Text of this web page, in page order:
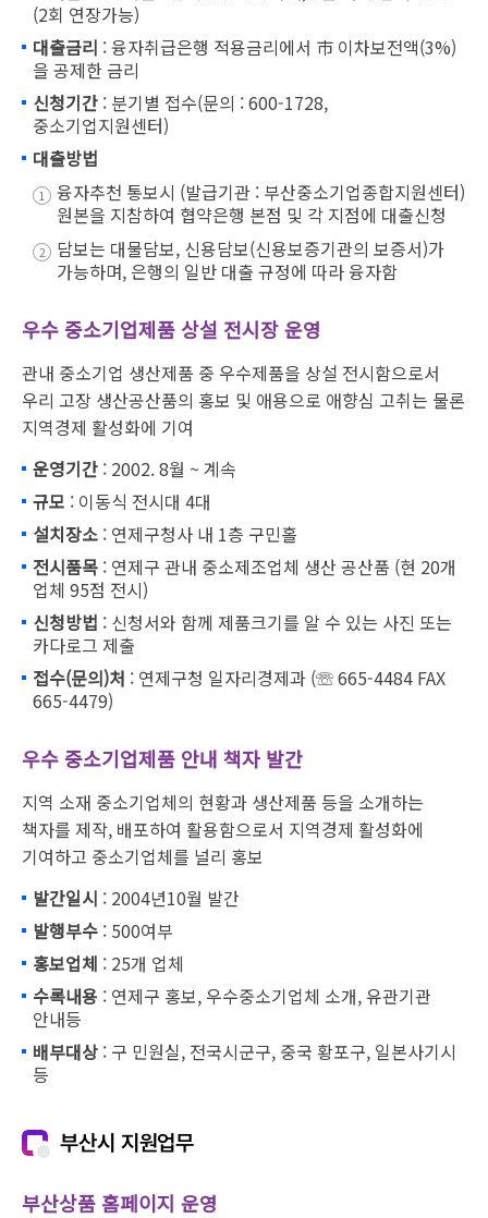
(2회 연장가능)
대출금리 : 융자취급은행 적용금리에서 市 이차보전액(3%)
을 공제한 금리
신청기간 : 분기별 접수(문의 : 600-1728,
중소기업지원센터)
대출방법
융자추천 통보시 (발급기관 : 부산중소기업종합지원센터)
원본을 지참하여 협약은행 본점 및 각 지점에 대출신청
담보는 대물담보, 신용담보(신용보증기관의 보증서)가
가능하며, 은행의 일반 대출 규정에 따라 융자함
우수 중소기업제품 상설 전시장 운영
관내 중소기업 생산제품 중 우수제품을 상설 전시함으로서
우리 고장 생산공산품의 홍보 및 애용으로 애향심 고취는 물론
지역경제 활성화에 기여
운영기간 : 2002. 8월 ~ 계속
규모 : 이동식 전시대 4대
설치장소 : 연제구청사 내 1층 구민홀
전시품목 : 연제구 관내 중소제조업체 생산 공산품 (현 20개
업체 95점 전시)
신청방법 : 신청서와 함께 제품크기를 알 수 있는 사진 또는
카다로그 제출
접수(문의)처 : 연제구청 일자리경제과 (☏ 665-4484 FAX
665-4479)
우수 중소기업제품 안내 책자 발간
지역 소재 중소기업체의 현황과 생산제품 등을 소개하는
책자를 제작, 배포하여 활용함으로서 지역경제 활성화에
기여하고 중소기업체를 널리 홍보
발간일시 : 2004년10월 발간
발행부수 : 500여부
홍보업체 : 25개 업체
수록내용 : 연제구 홍보, 우수중소기업체 소개, 유관기관
안내등
배부대상 : 구 민원실, 전국시군구, 중국 황포구, 일본사기시
등
부산시 지원업무
부산상품 홈페이지 운영